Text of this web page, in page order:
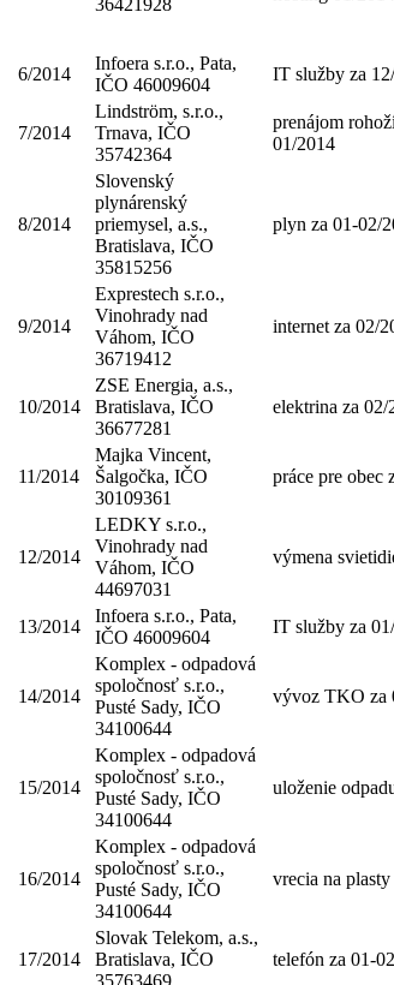
6/2014
Infoera s.r.o., Pata,
IČO 46009604
IT služby za
7/2014
Lindström, s.r.o.,
Trnava, IČO
35742364
prenájom
01/2014
8/2014
Slovenský
plynárenský
priemysel, a.s.,
Bratislava, IČO
35815256
plyn za 01-02/
9/2014
Exprestech s.r.o.,
Vinohrady nad
Váhom, IČO
36719412
internet za 02/
10/2014
ZSE Energia, a.s.,
Bratislava, IČO
36677281
elektrina za 02/
11/2014
Majka Vincent,
Šalgočka, IČO
30109361
práce pre obec
12/2014
LEDKY s.r.o.,
Vinohrady nad
Váhom, IČO
44697031
výmena
13/2014
Infoera s.r.o., Pata,
IČO 46009604
IT služby za
14/2014
Komplex - odpadová
spoločnosť s.r.o.,
Pusté Sady, IČO
34100644
vývoz TKO za
15/2014
Komplex - odpadová
spoločnosť s.r.o.,
Pusté Sady, IČO
34100644
uloženie
16/2014
Komplex - odpadová
spoločnosť s.r.o.,
Pusté Sady, IČO
34100644
vrecia na
17/2014
Slovak Telekom, a.s.,
Bratislava, IČO
35763469
telefón za 01-